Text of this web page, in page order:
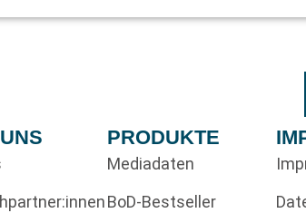
PRODUKTE
Mediadaten
BoD-Bestseller